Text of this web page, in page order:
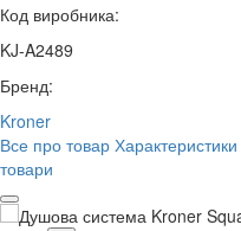
Код виробника:
KJ-A2489
Бренд:
Kroner
Все про товар Характеристики
товари